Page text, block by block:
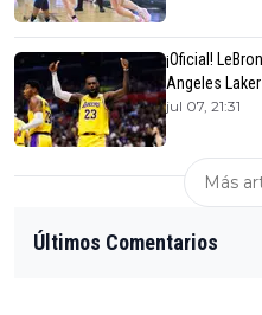
¡Oficial!
Angeles
jul 07, 21:31
Más
Últimos Comentarios